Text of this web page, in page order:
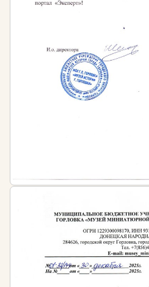
людей, превращая
произведения искусства.
Курсы дадут вам
знаниями и навыками
строительства, узнать
городской среды,
дизайнером.
Курсы подходят лицам,
проектированию
организации
всевозможных